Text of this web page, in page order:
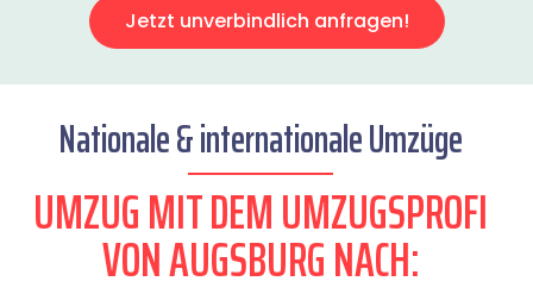
Jetzt unverbindlich anfragen!
Nationale & internationale Umzüge
UMZUG MIT DEM UMZUGSPROFI
VON AUGSBURG NACH: